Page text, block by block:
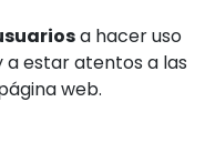
a hacer uso
a estar atentos a las
web.